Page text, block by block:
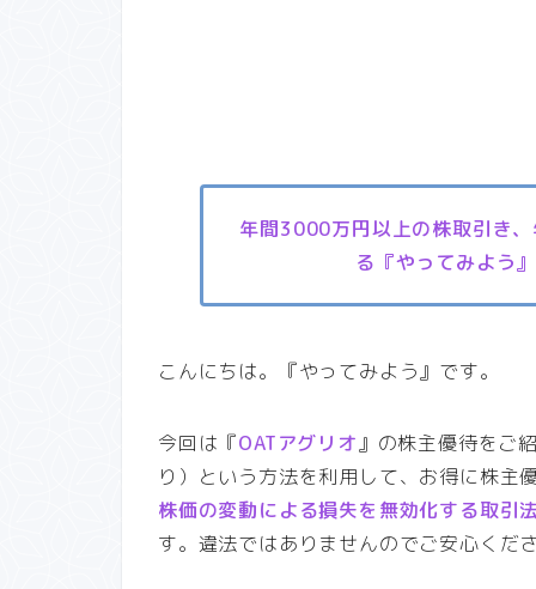
年間3000万円以上の株取引き
る『やってみよう
こんにちは。『やってみよう』です。
今回は『OATアグリオ』の株主優待をご
り）という方法を利用して、お得に株主
株価の変動による損失を無効化する取引
す。違法ではありませんのでご安心くだ